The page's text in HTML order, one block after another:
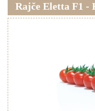
Rajče Eletta F1 -